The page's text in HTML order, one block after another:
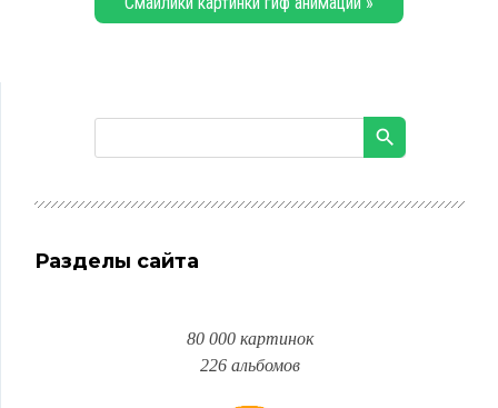
Разделы сайта
80 000 картинок
226 альбомов